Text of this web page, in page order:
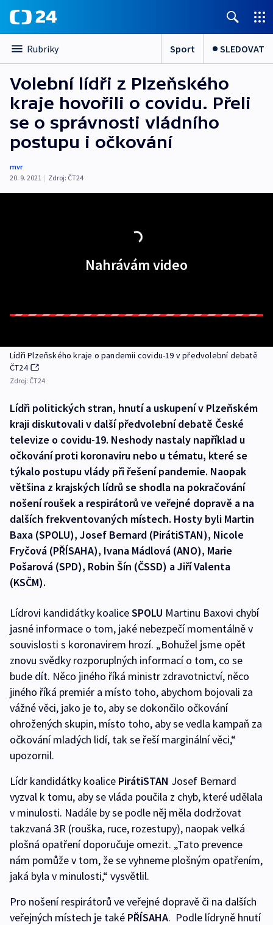
Rubriky Sport SLEDOVAT
Volební lídři z Plzeňského
kraje hovořili o covidu. Přeli
se o správnosti vládního
postupu i očkování
mvr
20. 9. 2021 | Zdroj: ČT24
Nahrávám video
Lídři Plzeňského kraje o pandemii covidu-19 v předvolební debatě
ČT24
Zdroj: ČT24
Lídři politických stran, hnutí a uskupení v Plzeňském
kraji diskutovali v další předvolební debatě České
televize o covidu-19. Neshody nastaly například u
očkování proti koronaviru nebo u tématu, které se
týkalo postupu vlády při řešení pandemie. Naopak
většina z krajských lídrů se shodla na pokračování
nošení roušek a respirátorů ve veřejné dopravě a na
dalších frekventovaných místech. Hosty byli Martin
Baxa (SPOLU), Josef Bernard (PirátiSTAN), Nicole
Fryčová (PŘÍSAHA), Ivana Mádlová (ANO), Marie
Pošarová (SPD), Robin Šín (ČSSD) a Jiří Valenta
(KSČM).
Lídrovi kandidátky koaliceSPOLU Martinu Baxovi chybí
jasné informace o tom, jaké nebezpečí momentálně v
souvislosti s koronavirem hrozí. „Bohužel jsme opět
znovu svědky rozporuplných informací o tom, co se
bude dít. Něco jiného říká ministr zdravotnictví, něco
jiného říká premiér a místo toho, abychom bojovali za
vážné věci, jako je to, aby se dokončilo očkování
ohrožených skupin, místo toho, aby se vedla kampaň za
očkování mladých lidí, tak se řeší marginální věci,“
upozornil.
Lídr kandidátky koalice PirátiSTAN Josef Bernard
vyzval k tomu, aby se vláda poučila z chyb, které udělala
v minulosti. Nadále by se podle něj měla dodržovat
takzvaná 3R (rouška, ruce, rozestupy), naopak velká
plošná opatření doporučuje omezit. „Tato prevence
nám pomůže v tom, že se vyhneme plošným opatřením,
jaká byla v minulosti,“ vysvětlil.
Pro nošení respirátorů ve veřejné dopravě či na dalších
veřejných místech je také PŘÍSAHA. Podle lídryně hnutí